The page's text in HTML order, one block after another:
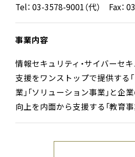
Tel： 03-3578-9001（代） Fax：
事業内容
情報セキュリティ・サイバーセ
支援をワンストップで提供する
業」「ソリューション事業」と企
向上を内面から支援する「教育事